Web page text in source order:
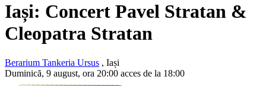
Iași: Concert Pavel Stratan &
Cleopatra Stratan
Berarium Tankeria Ursus , Iași
Duminică, 9 august, ora 20:00 acces de la 18:00